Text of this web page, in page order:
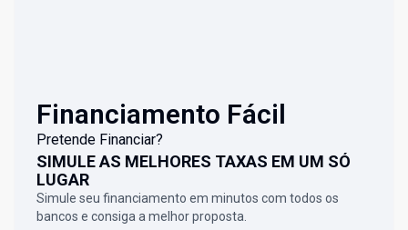
Financiamento Fácil
Pretende Financiar?
SIMULE AS MELHORES TAXAS EM UM SÓ
LUGAR
Simule seu financiamento em minutos com todos os
bancos e consiga a melhor proposta.